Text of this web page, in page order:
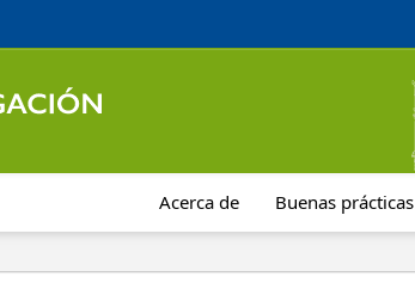
Acerca de Buenas prácticas